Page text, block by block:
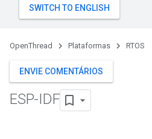
OpenThread Plataformas RTOS
ENVIE COMENTÁRIOS
ESP-IDF